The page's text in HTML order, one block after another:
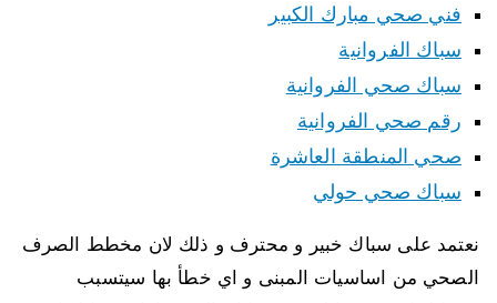
فني صحي مبارك الكبير
سباك الفروانية
سباك صحي الفروانية
رقم صحي الفروانية
صحي المنطقة العاشرة
سباك صحي حولي
نعتمد على سباك خبير و محترف و ذلك لان مخطط الصرف
الصحي من اساسيات المبنى و اي خطأ بها سيتسبب